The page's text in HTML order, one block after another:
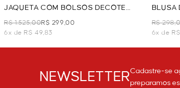
JAQUETA COM BOLSOS DECOTE
CARECA - AZUL
R$ 1.525,00R$ 299,00
6x de R$ 49,83
BLUSA
R$
6x de
NEWSLETTERCadastre-se
preparamos